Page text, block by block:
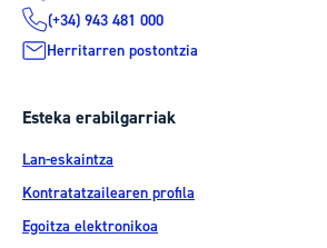
(+34) 943 481 000
Herritarren postontzia
Esteka erabilgarriak
Lan-eskaintza
Kontratatzailearen profila
Egoitza elektronikoa